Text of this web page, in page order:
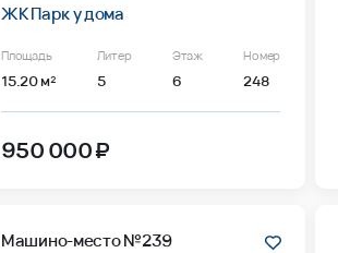
ЖК Парк у дома
Площадь
15.20 м²
Литер
5
Этаж
6
Номер
248
950 000 ₽
Машино-место №239